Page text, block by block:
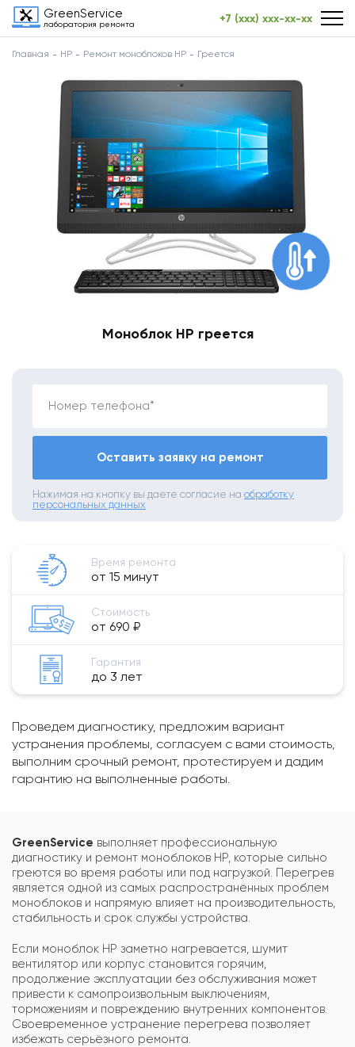
GreenService
лаборатория ремонта +7 (xxx) xxx-xx-xx
Главная HP Ремонт моноблоков HP Греется
Моноблок HP греется
Номер телефона*
Оставить заявку на ремонт
Нажимая на кнопку вы даете согласие на обработку
персональных данных
Время ремонта
от 15 минут
Стоимость
от 690 ₽
Гарантия
до 3 лет
Проведем диагностику, предложим вариант
устранения проблемы, согласуем с вами стоимость,
выполним срочный ремонт, протестируем и дадим
гарантию на выполненные работы.
GreenService выполняет профессиональную
диагностику и ремонт моноблоков HP, которые сильно
греются во время работы или под нагрузкой. Перегрев
является одной из самых распространённых проблем
моноблоков и напрямую влияет на производительность,
стабильность и срок службы устройства.
Если моноблок HP заметно нагревается, шумит
вентилятор или корпус становится горячим,
продолжение эксплуатации без обслуживания может
привести к самопроизвольным выключениям,
торможениям и повреждению внутренних компонентов.
Своевременное устранение перегрева позволяет
избежать серьёзного ремонта.